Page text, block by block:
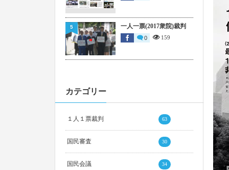
年衆院）裁判情報を追加しました
一人一票(2017衆院)裁判
0 159
5
カテゴリー
１人１票裁判 63
国民審査 30
国民会議 34